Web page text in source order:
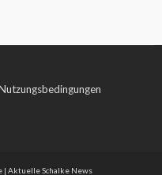
| Aktuelle Schalke News